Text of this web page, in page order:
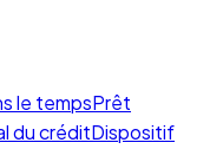
le tempsPrêt
du créditDispositif